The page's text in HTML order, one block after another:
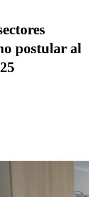
postular al